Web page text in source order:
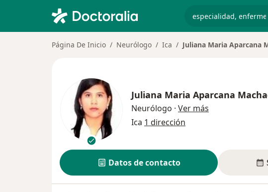
Página De Inicio Neurólogo Ica Juliana Maria Aparcana
Juliana Maria Aparcana
Neurólogo · Ver más
Ica 1 dirección
Datos de contacto